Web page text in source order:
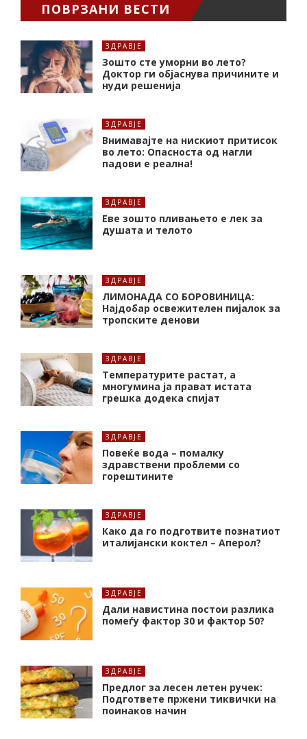
ПОВРЗАНИ ВЕСТИ
ЗДРАВЈЕ
Зошто сте уморни во лето?
Доктор ги објаснува причините и
нуди решенија
ЗДРАВЈЕ
Внимавајте на нискиот притисок
во лето: Опасноста од нагли
падови е реална!
ЗДРАВЈЕ
Еве зошто пливањето е лек за
душата и телото
ЗДРАВЈЕ
ЛИМОНАДА СО БОРОВИНИЦА:
Најдобар освежителен пијалок за
тропските денови
ЗДРАВЈЕ
Температурите растат, а
многумина ја прават истата
грешка додека спијат
ЗДРАВЈЕ
Повеќе вода – помалку
здравствени проблеми со
горештините
ЗДРАВЈЕ
Како да го подготвите познатиот
италијански коктел – Аперол?
ЗДРАВЈЕ
Дали навистина постои разлика
помеѓу фактор 30 и фактор 50?
ЗДРАВЈЕ
Предлог за лесен летен ручек:
Подгответе пржени тиквички на
поинаков начин